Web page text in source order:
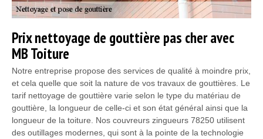
Prix nettoyage de gouttière pas cher avec
MB Toiture
Notre entreprise propose des services de qualité à moindre prix,
et cela quelle que soit la nature de vos travaux de gouttières. Le
tarif nettoyage de gouttière varie selon le type du matériau de
gouttière, la longueur de celle-ci et son état général ainsi que la
longueur de la toiture. Nos couvreurs zingueurs 78250 utilisent
des outillages modernes, qui sont à la pointe de la technologie